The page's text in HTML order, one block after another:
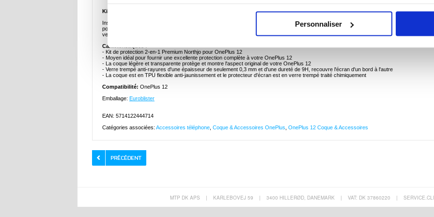
Personnaliser
Kit de Protection Northjo 2-en-1, Coque en TPU et Protecteur d'Écran en Verre Trempé pour OnePlus 12
Installez la protection des deux côtés, à l'avant et à l'arrière, et protégez votre OnePlus 12 des chutes accidentelles, des chocs, de la
poussière et de la saleté avec le pack Northjo 2-en-1 ! L'ensemble contient une coque en TPU de qualité et flexible et un protecteur d'écran en
verre trempé ultra fin de 0,3 mm avec une dureté de 9H !
Caractéristiques :
- Kit de protection 2-en-1 Premium Northjo pour OnePlus 12
- Moyen idéal pour fournir une excellente protection complète à votre OnePlus 12
- La coque légère et transparente protège et montre l'aspect original de votre OnePlus 12
- Verre trempé anti-rayures d'une épaisseur de seulement 0,3 mm et d'une dureté de 9H, recouvre l'écran d'un bord à l'autre
- La coque est en TPU flexible anti-jaunissement et le protecteur d'écran est en verre trempé traité chimiquement
Compatibilité: OnePlus 12
Emballage: Euroblister
EAN: 5714122444714
Catégories associées: Accessoires téléphone Coque & Accessoires OnePlus OnePlus 12 Coque & Accessoires
MTP DK APS | KARLEBOVEJ 59 | 3400 HILLERØD, DANEMARK | VAT: DK 37860220 |